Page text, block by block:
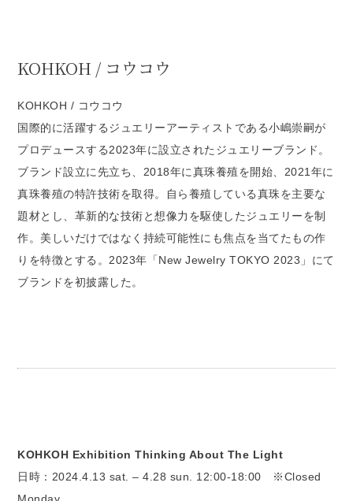
KOHKOH / コウコウ
KOHKOH / コウコウ
国際的に活躍するジュエリーアーティストである小嶋崇嗣が
プロデュースする2023年に設立されたジュエリーブランド。
ブランド設立に先立ち、2018年に真珠養殖を開始、2021年に
真珠養殖の特許技術を取得。自ら養殖している真珠を主要な
題材とし、革新的な技術と想像力を駆使したジュエリーを制
作。美しいだけではなく持続可能性にも焦点を当てたもの作
りを特徴とする。2023年「New Jewelry TOKYO 2023」にて
ブランドを初披露した。
KOHKOH Exhibition Thinking About The Light
日時：2024.4.13 sat. – 4.28 sun. 12:00-18:00 ※Closed